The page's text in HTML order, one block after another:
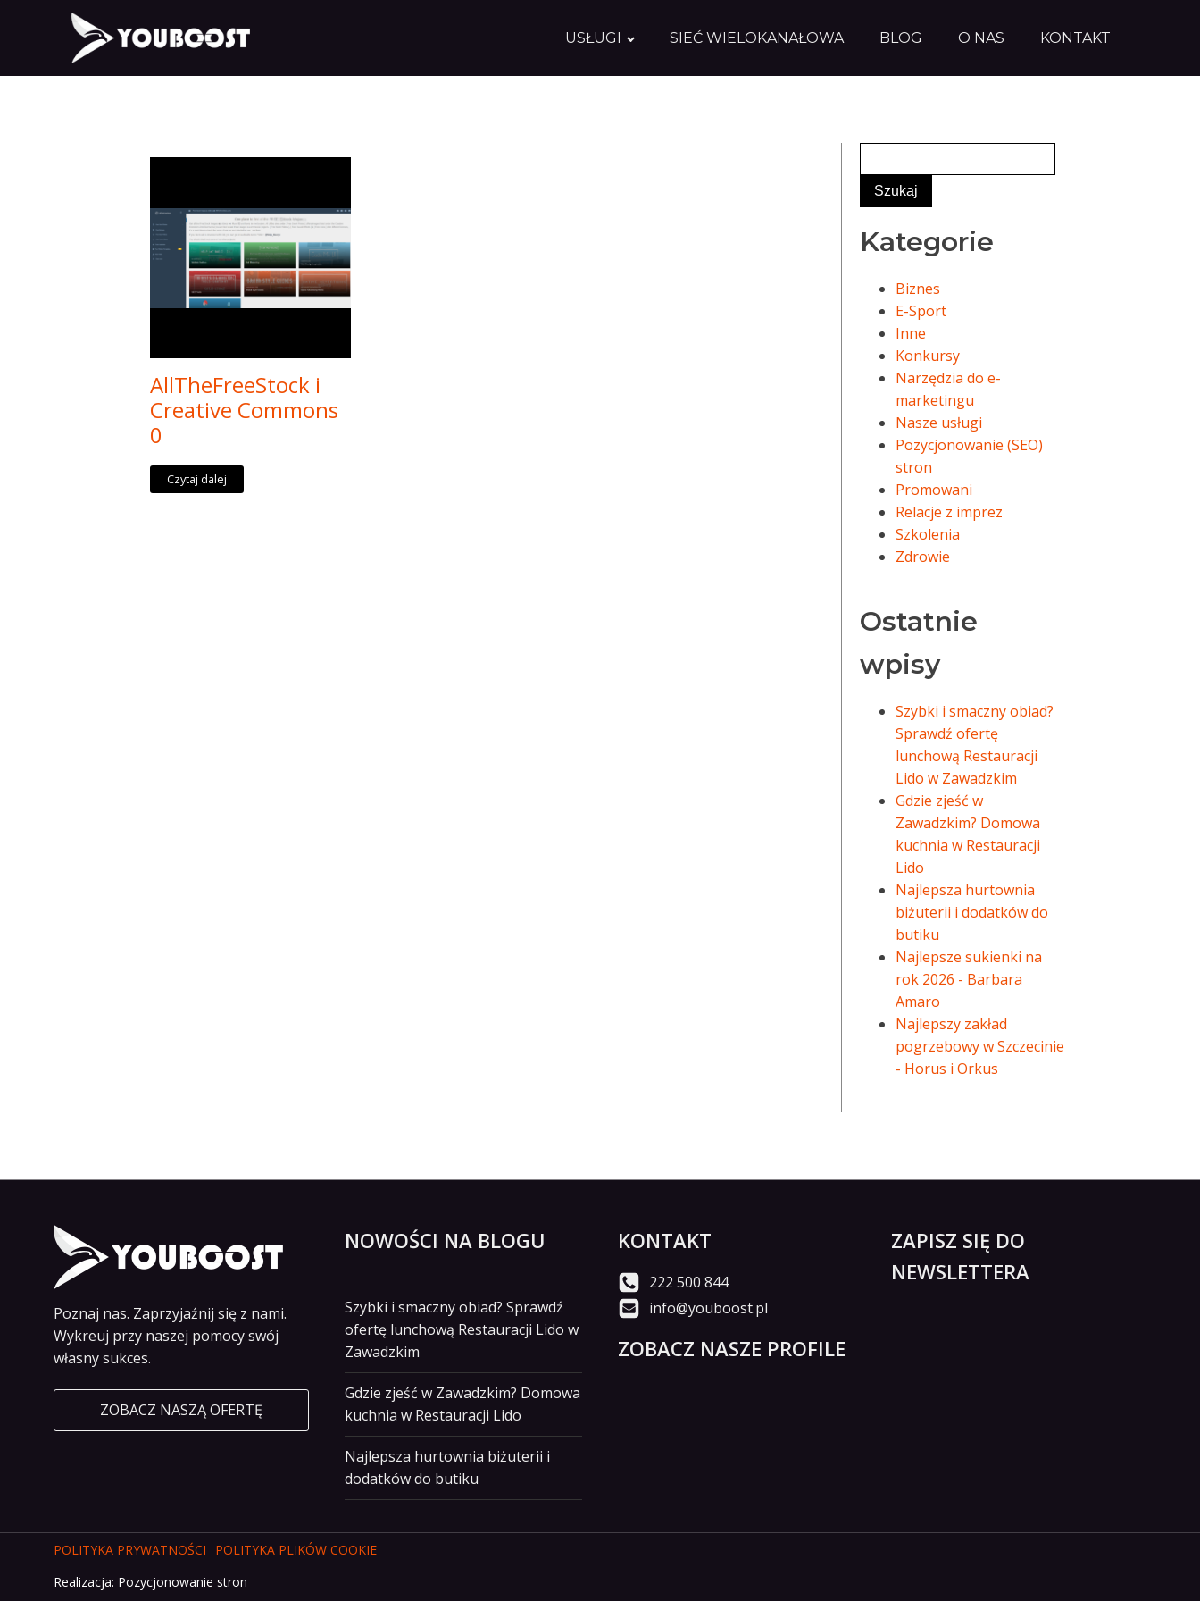
USŁUGI SIEĆ WIELOKANAŁOWA BLOG O NAS KONTAKT
AllTheFreeStock i
Creative Commons
0
Czytaj dalej
Kategorie
Biznes
E-Sport
Inne
Konkursy
Narzędzia do e-
marketingu
Nasze usługi
Pozycjonowanie (SEO)
stron
Promowani
Relacje z imprez
Szkolenia
Zdrowie
Ostatnie
wpisy
Szybki i smaczny obiad?
Sprawdź ofertę
lunchową Restauracji
Lido w Zawadzkim
Gdzie zjeść w
Zawadzkim? Domowa
kuchnia w Restauracji
Lido
Najlepsza hurtownia
biżuterii i dodatków do
butiku
Najlepsze sukienki na
rok 2026 - Barbara
Amaro
Najlepszy zakład
pogrzebowy w Szczecinie
- Horus i Orkus
Poznaj nas. Zaprzyjaźnij się z nami.
Wykreuj przy naszej pomocy swój
własny sukces.
ZOBACZ NASZĄ OFERTĘ
NOWOŚCI NA BLOGU
Szybki i smaczny obiad? Sprawdź
ofertę lunchową Restauracji Lido w
Zawadzkim
Gdzie zjeść w Zawadzkim? Domowa
kuchnia w Restauracji Lido
Najlepsza hurtownia biżuterii i
dodatków do butiku
KONTAKT
222 500 844
info@youboost.pl
ZOBACZ NASZE PROFILE
ZAPISZ SIĘ DO
NEWSLETTERA
POLITYKA PRYWATNOŚCI
POLITYKA PLIKÓW COOKIE
Realizacja: Pozycjonowanie stron